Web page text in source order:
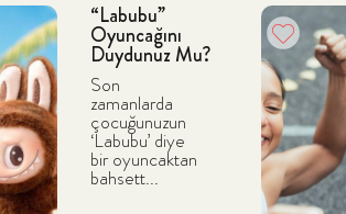
“Labubu”
Oyuncağını
Duydunuz Mu?
Son
zamanlarda
çocuğunuzun
‘Labubu’ diye
bir oyuncaktan
bahsett...